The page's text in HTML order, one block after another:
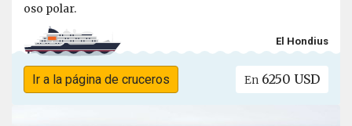
oso polar.
El Hondius
Ir a la página de cruceros En 6250 USD